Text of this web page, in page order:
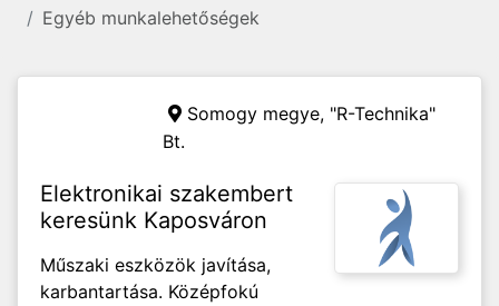
Egyéb munkalehetőségek
Somogy megye, "R-Technika"
Bt.
Elektronikai szakembert
keresünk Kaposváron
Műszaki eszközök javítása,
karbantartása. Középfokú